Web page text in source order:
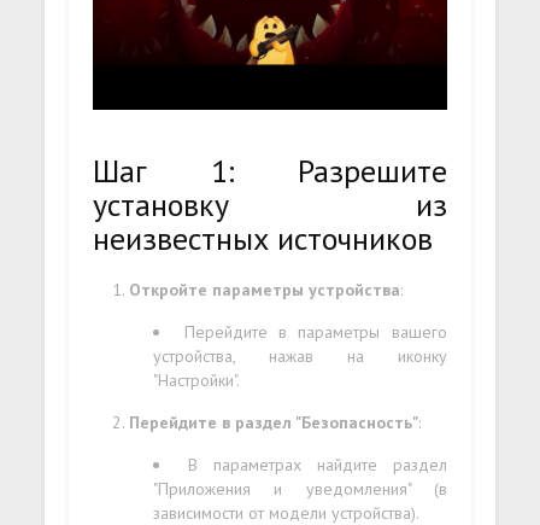
Шаг 1: Разрешите
установку из
неизвестных источников
Откройте параметры устройства:
Перейдите в параметры вашего
устройства, нажав на иконку
"Настройки".
Перейдите в раздел "Безопасность":
В параметрах найдите раздел
"Приложения и уведомления" (в
зависимости от модели устройства).